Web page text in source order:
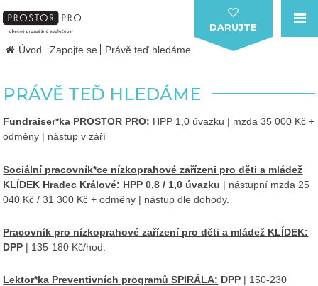
DARUJTE
Úvod
Zapojte se Právě teď hledáme
PRÁVĚ TEĎ HLEDÁME
Fundraiser*ka PROSTOR PRO: HPP 1,0 úvazku | mzda 35 000 Kč +
odměny | nástup v září
Sociální pracovník*ce nízkoprahové zařízeni pro děti a mládež
KLÍDEK Hradec Králové: HPP 0,8 / 1,0 úvazku | nástupní mzda 25
040 Kč / 31 300 Kč + odměny | nástup dle dohody.
Pracovník pro nízkoprahové zařízení pro děti a mládež KLÍDEK:
DPP | 135-180 Kč/hod.
Lektor*ka Preventivních programů SPIRÁLA: DPP | 150-230